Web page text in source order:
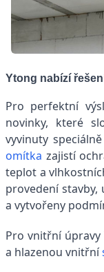
Ytong nabízí
Pro perfektní
novinky, které
vyvinuty
omítka zajistí
teplot a
provedení
a vytvořeny
Pro vnitřní
a hlazenou vnitřní